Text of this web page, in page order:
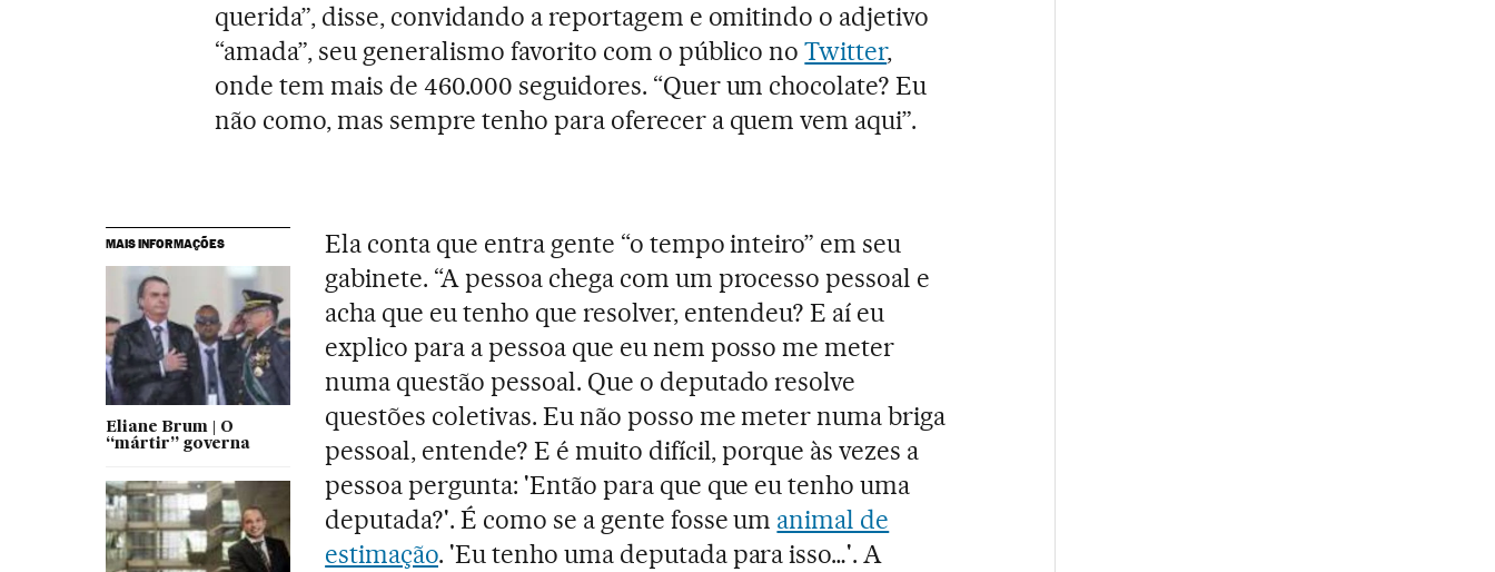
querida”, disse, convidando a reportagem e omitindo o adjetivo
“amada”, seu generalismo favorito com o público noTwitter,
onde tem mais de 460.000 seguidores. “Quer um chocolate? Eu
não como, mas sempre tenho para oferecer a quem vem aqui”.
MAIS INFORMAÇÕES
Eliane Brum | O
“mártir” governa
Ela conta que entra gente “o tempo inteiro” em seu
gabinete. “A pessoa chega com um processo pessoal e
acha que eu tenho que resolver, entendeu? E aí eu
explico para a pessoa que eu nem posso me meter
numa questão pessoal. Que o deputado resolve
questões coletivas. Eu não posso me meter numa briga
pessoal, entende? E é muito difícil, porque às vezes a
pessoa pergunta: 'Então para que que eu tenho uma
deputada?'. É como se a gente fosse um animal de
estimação. 'Eu tenho uma deputada para isso…'. A